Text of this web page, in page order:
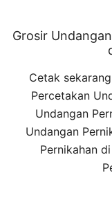
Grosir
Cetak
Percetakan
Undangan
Undangan
Pernikahan